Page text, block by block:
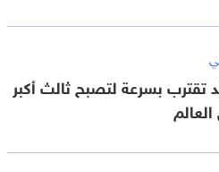
تقترب بسرعة لتصبح ثالث أكبر